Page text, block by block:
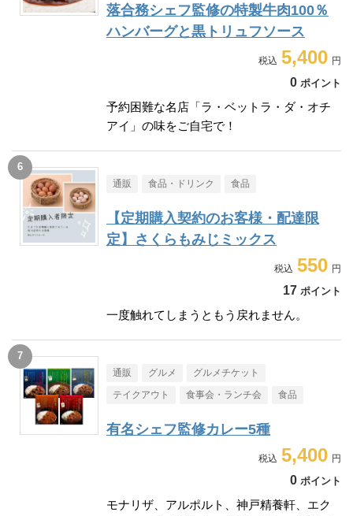
落合務シェフ監修の特製牛肉100％
ハンバーグと黒トリュフソース
5,400
0 ポイント
予約困難な名店「ラ・ベットラ・ダ・オチ
アイ」の味をご自宅で！
通販 食品・ドリンク 食品
【定期購入契約のお客様・配達限
定】さくらもみじミックス
550
17 ポイント
一度触れてしまうともう戻れません。
通販 グルメ グルメチケット
テイクアウト 食事会・ランチ会 食品
有名シェフ監修カレー5種
5,400
0 ポイント
モナリザ、アルポルト、神戸精養軒、エク